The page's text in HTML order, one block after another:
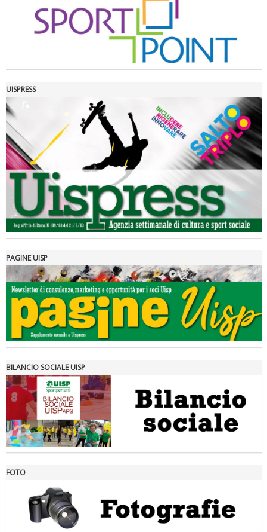
Luglio 2026: "Pensando con i piedi, si possono fare le
rivoluzioni"
Tiziano Pesce a Radio InBlu2000 traccia il bilancio della stagione
Ddl Lobby, Uisp: “Il Parlamento valorizzi le nostre specificità"
UISPRESS
PAGINE UISP
BILANCIO SOCIALE UISP
FOTO